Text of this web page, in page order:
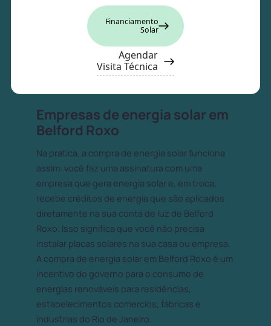
Financiamento
Solar
Agendar
Visita Técnica
Empresas de energia solar em
Belford Roxo
Na prática, a compra de energia solar funciona
assim: você faz uma assinatura com uma
empresa que gera energia solar e, em troca,
recebe créditos de energia que são aplicados
diretamente na sua conta de luz de Belford
Roxo. Isso significa que você não precisa
instalar placas solares na sua casa ou empresa.
A compra de energia solar em Belford Roxo é um
incentivo do governo para o consumo de
energias renováveis para residências,
estabelecimentos comercios, fábricas e
industrias do Rio de Janeiro.